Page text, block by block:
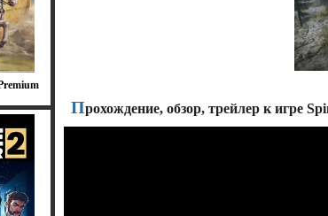
Прохождение, обзор, трейлер к игре